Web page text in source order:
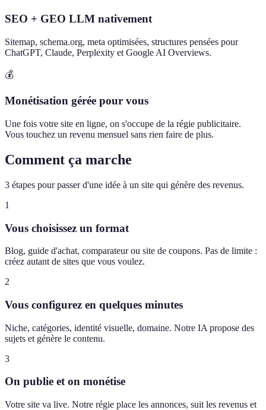
SEO + GEO LLM nativement
Sitemap, schema.org, meta optimisées, structures pensées pour
ChatGPT, Claude, Perplexity et Google AI Overviews.
💰
Monétisation gérée pour vous
Une fois votre site en ligne, on s'occupe de la régie publicitaire.
Vous touchez un revenu mensuel sans rien faire de plus.
Comment ça marche
3 étapes pour passer d'une idée à un site qui génère des revenus.
1
Vous choisissez un format
Blog, guide d'achat, comparateur ou site de coupons. Pas de limite :
créez autant de sites que vous voulez.
2
Vous configurez en quelques minutes
Niche, catégories, identité visuelle, domaine. Notre IA propose des
sujets et génère le contenu.
3
On publie et on monétise
Votre site va live. Notre régie place les annonces, suit les revenus et